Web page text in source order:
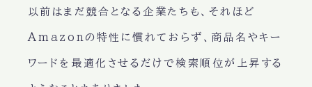
以前はまだ競合となる企業たちも、それほど
Amazonの特性に慣れておらず、商品名やキー
ワードを最適化させるだけで検索順位が上昇する